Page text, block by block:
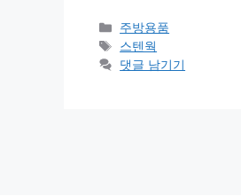
카
테
고
주방용품
태
그
스텐웍
댓글 남기기